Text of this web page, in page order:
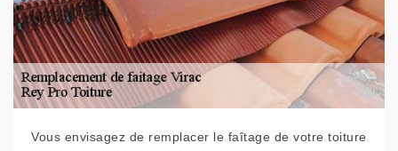
Vous envisagez de remplacer le faîtage de votre toiture